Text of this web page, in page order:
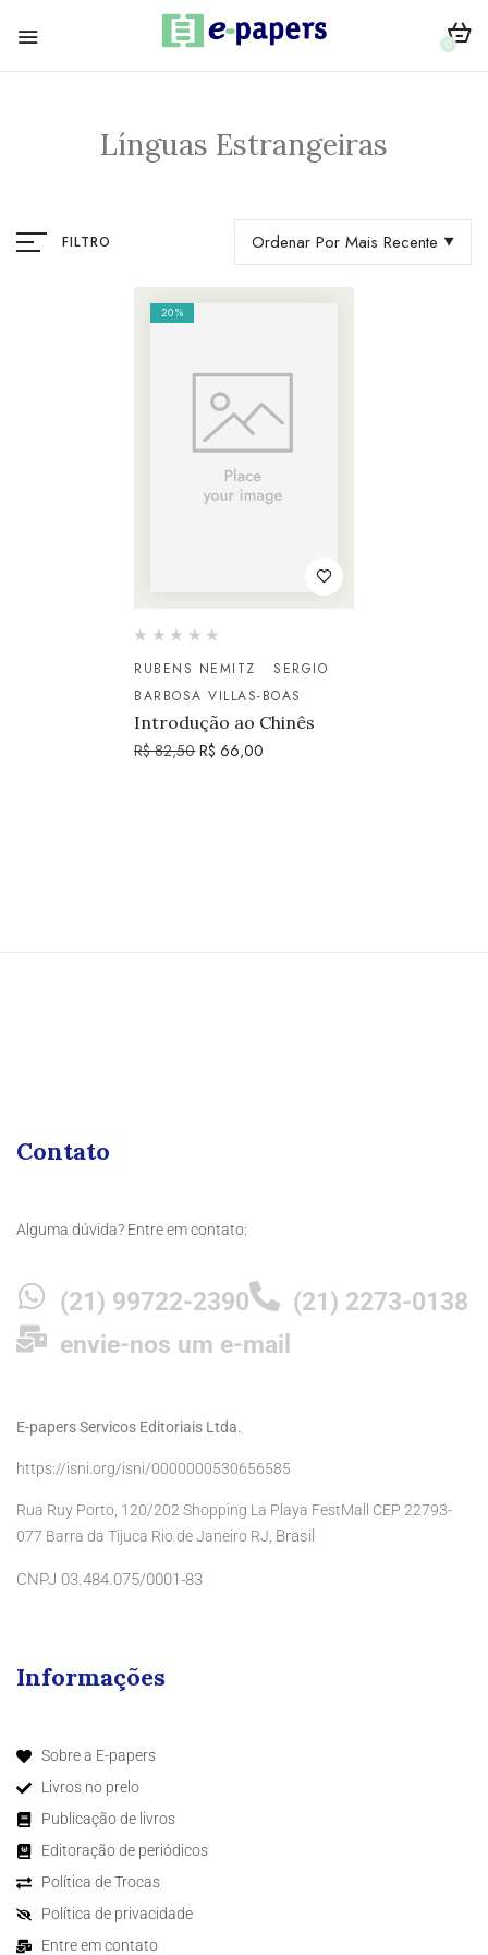
0
Línguas Estrangeiras
FILTRO Ordenar Por Mais Recente
20%
RUBENS NEMITZ
SERGIO
BARBOSA VILLAS-BOAS
Introdução ao Chinês
R$82,50 R$ 66,00
Contato
Alguma dúvida? Entre em contato:
(21) 99722-2390
(21) 2273-0138
envie-nos um e-mail
E-papers Servicos Editoriais Ltda.
https://isni.org/isni/0000000530656585
Rua Ruy Porto, 120/202 Shopping La Playa FestMall CEP 22793-
077 Barra da Tijuca Rio de Janeiro RJ, Brasil
CNPJ 03.484.075/0001-83
Informações
Sobre a E-papers
Livros no prelo
Publicação de livros
Editoração de periódicos
Política de Trocas
Política de privacidade
Entre em contato